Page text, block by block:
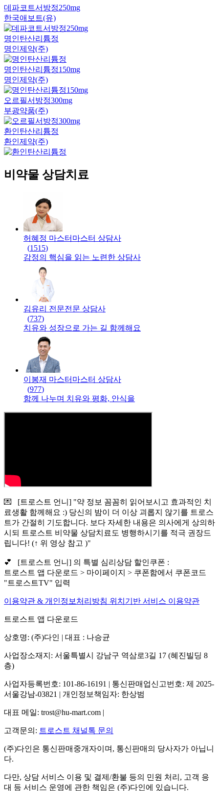
데파코트서방정250mg
한국애보트(유)
명인탄산리튬정
명인제약(주)
명인탄산리튬정150mg
명인제약(주)
오르필서방정300mg
부광약품(주)
환인탄산리튬정
환인제약(주)
비약물 상담치료
허혜정 마스터 마스터 상담사
(1515)
감정의 핵심을 읽는 노련한 상담사
김유리 전문전문 상담사
(737)
치유와 성장으로 가는 길 함께해요
이봉재 마스터 마스터 상담사
(977)
함께 나누며 치유와 평화, 안식을
💌 [트로스트 언니] "약 정보 꼼꼼히 읽어보시고 효과적인 치
료생활 함께해요 :) 당신의 밤이 더 이상 괴롭지 않기를 트로스
트가 간절히 기도합니다. 보다 자세한 내용은 의사에게 상의하
시되 트로스트 비약물 상담치료도 병행하시기를 적극 권장드
립니다! (↑ 위 영상 참고 )"
💕 [트로스트 언니] 의 특별 심리상담 할인쿠폰 :
트로스트 앱 다운로드 > 마이페이지 > 쿠폰함에서 쿠폰코드
"트로스트TV" 입력
이용약관 & 개인정보처리방침 위치기반 서비스 이용약관
트로스트 앱 다운로드
상호명: (주)다인 | 대표 : 나승균
사업장소재지: 서울특별시 강남구 역삼로3길 17 (혜진빌딩 8
층)
사업자등록번호: 101-86-16191 | 통신판매업신고번호: 제 2025-
서울강남-03821 | 개인정보책임자: 한상범
대표 메일: trost@hu-mart.com |
고객문의: 트로스트 채널톡 문의
(주)다인은 통신판매중개자이며, 통신판매의 당사자가 아닙니
다.
다만, 상담 서비스 이용 및 결제/환불 등의 민원 처리, 고객 응
대 등 서비스 운영에 관한 책임은 (주)다인에 있습니다.